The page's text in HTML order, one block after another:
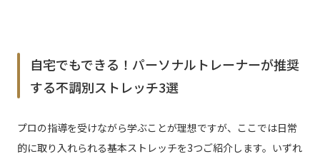
自宅でもできる！パーソナルトレーナーが推奨
する不調別ストレッチ3選
プロの指導を受けながら学ぶことが理想ですが、ここでは日常
的に取り入れられる基本ストレッチを3つご紹介します。いずれ